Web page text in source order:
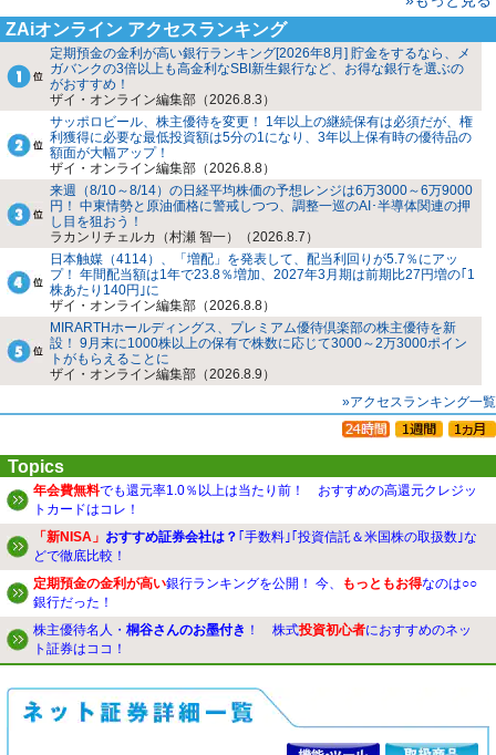
ZAiオンライン アクセスランキング
定期預金の金利が高い銀行ランキング[2026年8月] 貯金をするなら、メ
ガバンクの3倍以上も高金利なSBI新生銀行など、お得な銀行を選ぶの
がおすすめ！
ザイ・オンライン編集部（2026.8.3）
サッポロビール、株主優待を変更！ 1年以上の継続保有は必須だが、権
利獲得に必要な最低投資額は5分の1になり、3年以上保有時の優待品の
額面が大幅アップ！
ザイ・オンライン編集部（2026.8.8）
来週（8/10～8/14）の日経平均株価の予想レンジは6万3000～6万9000
円！ 中東情勢と原油価格に警戒しつつ、調整一巡のAI･半導体関連の押
し目を狙おう！
ラカンリチェルカ（村瀬 智一）（2026.8.7）
日本触媒（4114）、「増配」を発表して、配当利回りが5.7％にアッ
プ！ 年間配当額は1年で23.8％増加、2027年3月期は前期比27円増の｢1
株あたり140円｣に
ザイ・オンライン編集部（2026.8.8）
MIRARTHホールディングス、プレミアム優待倶楽部の株主優待を新
設！ 9月末に1000株以上の保有で株数に応じて3000～2万3000ポイン
トがもらえることに
ザイ・オンライン編集部（2026.8.9）
»アクセスランキング一覧
Topics
年会費無料でも還元率1.0％以上は当たり前！ おすすめの高還元クレジッ
トカードはコレ！
「新NISA」 おすすめ証券会社は？ ｢手数料｣｢投資信託＆米国株の取扱数｣な
どで徹底比較！
定期預金の金利が高い銀行ランキングを公開！ 今、 もっともお得なのは○○
銀行だった！
株主優待名人・ 桐谷さんのお墨付き ！ 株式投資初心者におすすめのネッ
ト証券はココ！